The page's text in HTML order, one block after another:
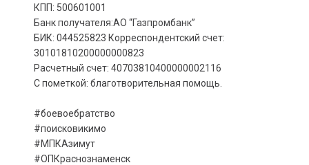
КПП: 500601001
Банк получателя:АО “Газпромбанк”
БИК: 044525823 Корреспондентский счет:
30101810200000000823
Расчетный счет: 40703810400000002116
С пометкой: благотворительная помощь.
#боевоебратство
#поисковикимо
#МПКАзимут
#ОПКраснознаменск